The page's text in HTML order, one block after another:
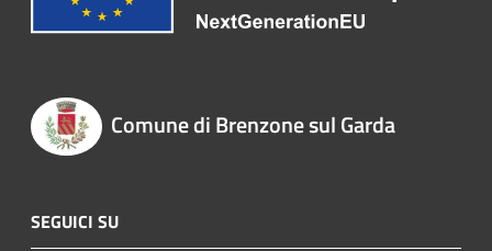
Comune di Brenzone sul Garda
SEGUICI SU